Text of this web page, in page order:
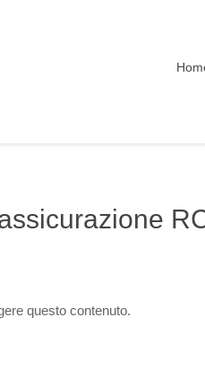
questo contenuto.